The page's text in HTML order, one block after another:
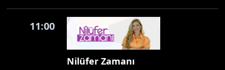
11:00
Nilüfer Zamanı